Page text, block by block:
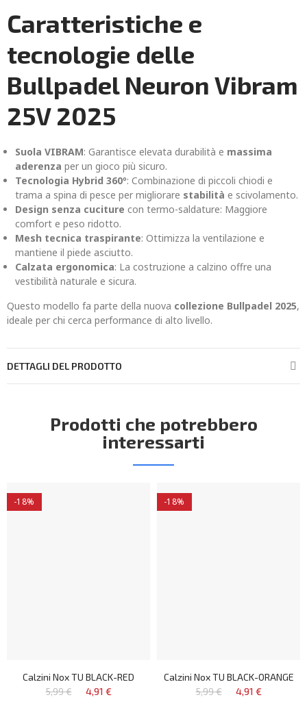
Caratteristiche e
tecnologie delle
Bullpadel Neuron Vibram
25V 2025
Suola VIBRAM: Garantisce elevata durabilità e massima
aderenza per un gioco più sicuro.
Tecnologia Hybrid 360º: Combinazione di piccoli chiodi e
trama a spina di pesce per migliorare stabilità e scivolamento.
Design senza cuciture con termo-saldature: Maggiore
comfort e peso ridotto.
Mesh tecnica traspirante: Ottimizza la ventilazione e
mantiene il piede asciutto.
Calzata ergonomica: La costruzione a calzino offre una
vestibilità naturale e sicura.
Questo modello fa parte della nuova collezione Bullpadel 2025,
ideale per chi cerca performance di alto livello.
DETTAGLI DEL PRODOTTO
Prodotti che potrebbero
interessarti
-18%
Calzini Nox TU BLACK-RED
5,99 €
4,91 €
-18%
Calzini Nox TU BLACK-ORANGE
5,99 €
4,91 €